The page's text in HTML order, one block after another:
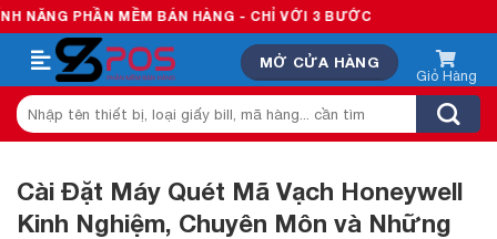
Skip
to
content
MỀM BÁN HÀNG - CHỈ VỚI 3 BƯỚC
MỞ CỬA HÀNG
Tìm
kiếm:
Cài Đặt Máy Quét Mã Vạch Honeywell
Kinh Nghiệm, Chuyên Môn và Những